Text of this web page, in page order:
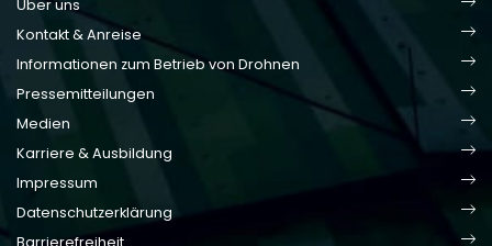
Über uns
Kontakt & Anreise
Informationen zum Betrieb von Drohnen
Pressemitteilungen
Medien
Karriere & Ausbildung
Impressum
Datenschutzerklärung
Barrierefreiheit